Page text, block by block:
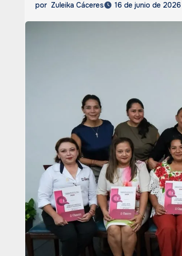
por Zuleika Cáceres 16 de junio de 2026